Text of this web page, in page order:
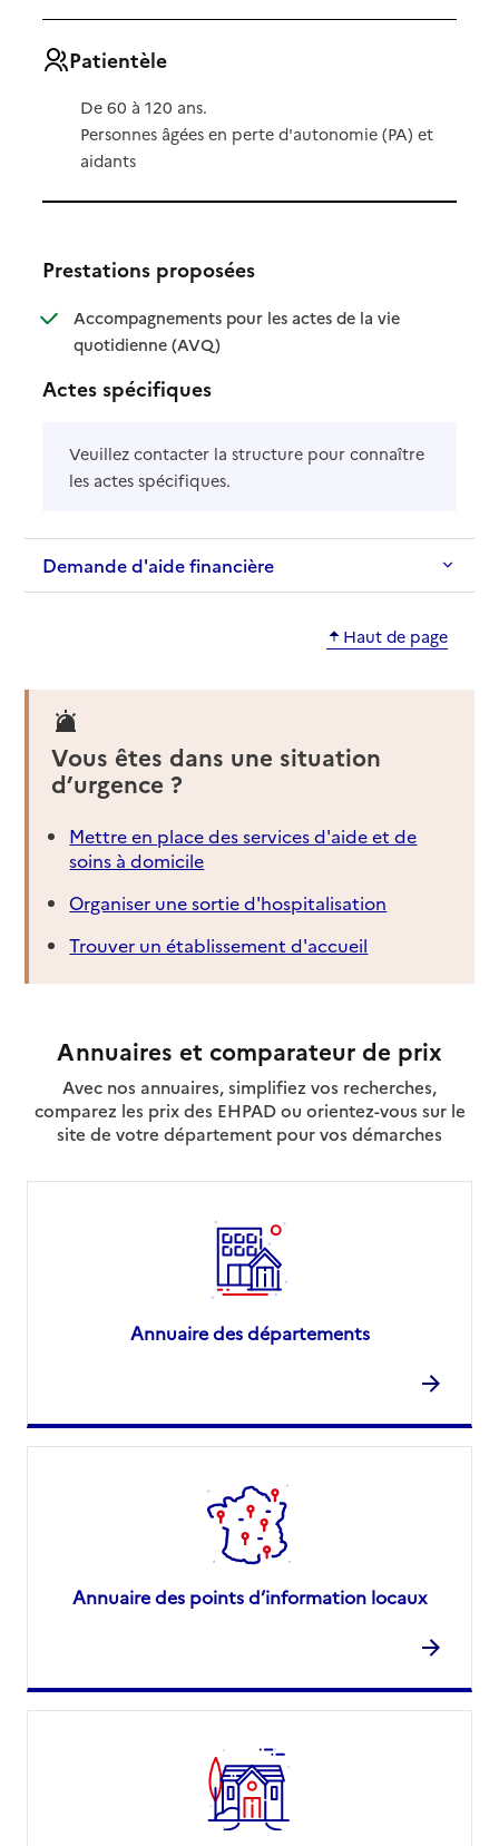
Patientèle
De 60 à 120 ans.
Personnes âgées en perte d'autonomie (PA) et
aidants
Prestations proposées
Accompagnements pour les actes de la vie
quotidienne (AVQ): disponible
: non disponible
Actes spécifiques
Veuillez contacter la structure pour connaître
les actes spécifiques.
Demande d'aide financière
Haut de page
Vous êtes dans une situation
d’urgence ?
Mettre en place des services d'aide et de
soins à domicile
Organiser une sortie d'hospitalisation
Trouver un établissement d'accueil
Annuaires et comparateur de prix
Avec nos annuaires, simplifiez vos recherches,
comparez les prix des EHPAD ou orientez-vous sur le
site de votre département pour vos démarches
Annuaire des départements
Annuaire des points d’information locaux